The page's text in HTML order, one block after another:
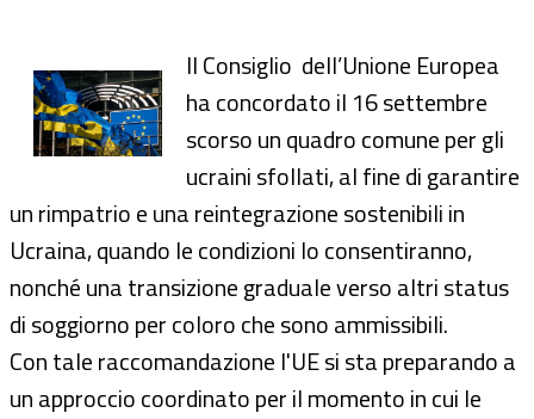
Il Consiglio dell’Unione Europea
ha concordato il 16 settembre
scorso un quadro comune per gli
ucraini sfollati, al fine di garantire
un rimpatrio e una reintegrazione sostenibili in
Ucraina, quando le condizioni lo consentiranno,
nonché una transizione graduale verso altri status
di soggiorno per coloro che sono ammissibili.
Con tale raccomandazione l'UE si sta preparando a
un approccio coordinato per il momento in cui le